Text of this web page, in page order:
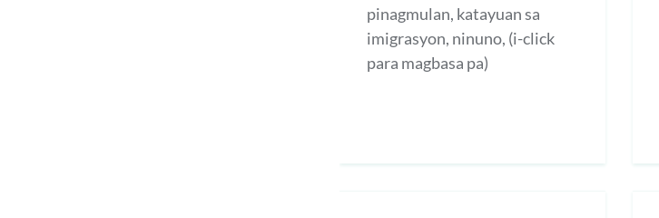
pinagmulan, katayuan sa
imigrasyon, ninuno, (i-click
para magbasa pa)